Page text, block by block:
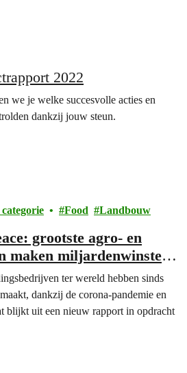
2022
we je welke succesvolle acties en
dankzij jouw steun.
Food Landbouw
grootste agro- en
maken miljardenwinsten
de pandemie
ter wereld hebben sinds
dankzij de corona-pandemie en
blijkt uit een nieuw rapport in opdracht